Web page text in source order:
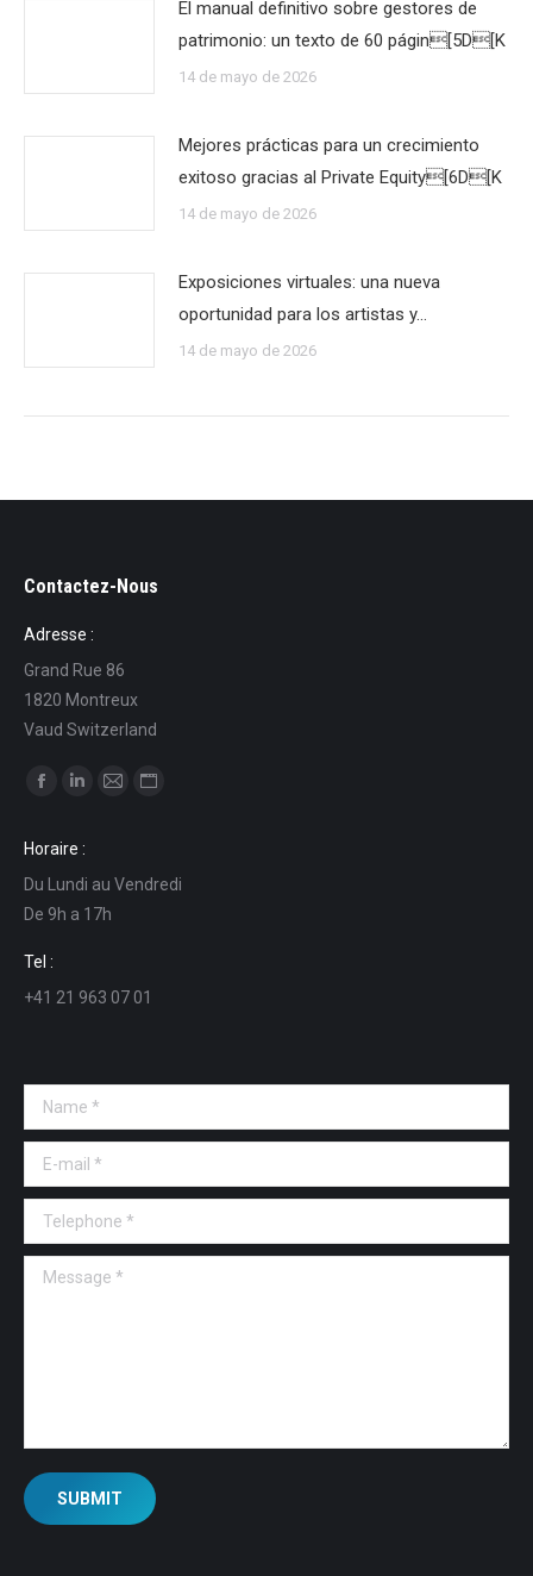
El manual definitivo sobre gestores de
patrimonio: un texto de 60 págin[5D[K
14 de mayo de 2026
Mejores prácticas para un crecimiento
exitoso gracias al Private Equity[6D[K
14 de mayo de 2026
Exposiciones virtuales: una nueva
oportunidad para los artistas y…
14 de mayo de 2026
Contactez-Nous
Adresse :
Grand Rue 86
1820 Montreux
Vaud Switzerland
Find us on:
opens
in
new
window
opens
in
new
in
in
Horaire :
Du Lundi au Vendredi
De 9h a 17h
Tel :
+41 21 963 07 01
Name *
E-mail *
Telephone *
Message *
SUBMIT